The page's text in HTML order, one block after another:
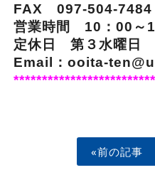
FAX 097-504-7484
営業時間 10：00～
定休日 第３水曜日
Email：ooita-
«前の記事